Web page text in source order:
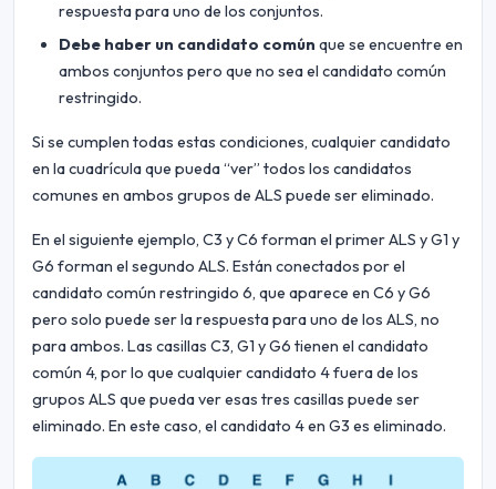
respuesta para uno de los conjuntos.
Debe haber un candidato común que se encuentre en
ambos conjuntos pero que no sea el candidato común
restringido.
Si se cumplen todas estas condiciones, cualquier candidato
en la cuadrícula que pueda “ver” todos los candidatos
comunes en ambos grupos de ALS puede ser eliminado.
En el siguiente ejemplo, C3 y C6 forman el primer ALS y G1 y
G6 forman el segundo ALS. Están conectados por el
candidato común restringido 6, que aparece en C6 y G6
pero solo puede ser la respuesta para uno de los ALS, no
para ambos. Las casillas C3, G1 y G6 tienen el candidato
común 4, por lo que cualquier candidato 4 fuera de los
grupos ALS que pueda ver esas tres casillas puede ser
eliminado. En este caso, el candidato 4 en G3 es eliminado.